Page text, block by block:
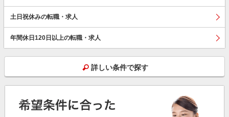
土日祝休みの転職・求人
年間休日120日以上の転職・求人
詳しい条件で探す